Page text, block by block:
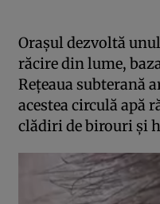
Orașul dezvoltă
răcire din lume,
Rețeaua subterană
acestea circulă apă
clădiri de birouri și